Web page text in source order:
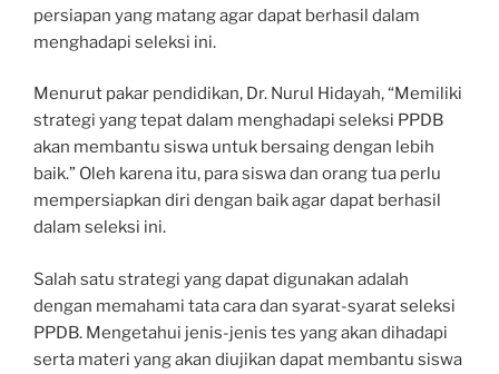
persiapan yang matang agar dapat berhasil dalam
menghadapi seleksi ini.
Menurut pakar pendidikan, Dr. Nurul Hidayah, “Memiliki
strategi yang tepat dalam menghadapi seleksi PPDB
akan membantu siswa untuk bersaing dengan lebih
baik.” Oleh karena itu, para siswa dan orang tua perlu
mempersiapkan diri dengan baik agar dapat berhasil
dalam seleksi ini.
Salah satu strategi yang dapat digunakan adalah
dengan memahami tata cara dan syarat-syarat seleksi
PPDB. Mengetahui jenis-jenis tes yang akan dihadapi
serta materi yang akan diujikan dapat membantu siswa